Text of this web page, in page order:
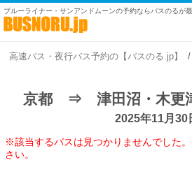
ブルーライナー・サンアンドムーンの予約ならバスのるが
高速バス・夜行バス予約の【バスのる.jp】
京都 ⇒ 津田沼・木更
2025年11月30
※該当するバスは見つかりませんでした
さい。